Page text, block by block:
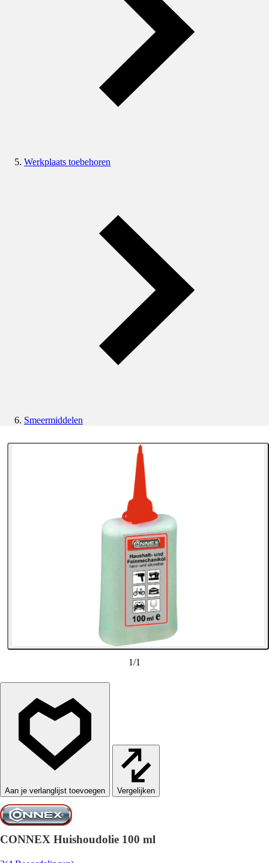
Werkplaats toebehoren
Smeermiddelen
1/1
Vergelijken
CONNEX Huishoudolie 100 ml